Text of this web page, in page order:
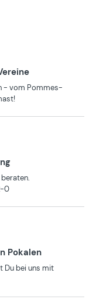
- vom Pommes-
0
Pokalen
Du bei uns mit